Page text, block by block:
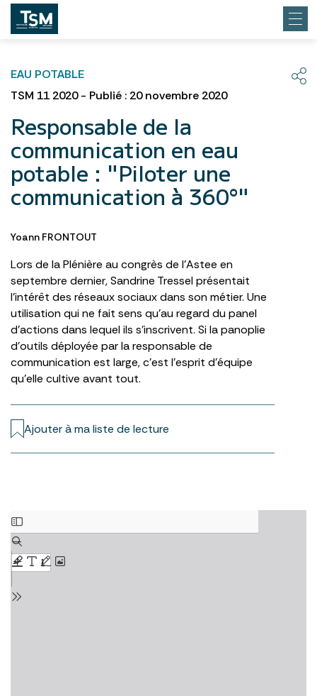
EAU POTABLE
TSM 11 2020 - Publié : 20 novembre 2020
Responsable de la
communication en eau
potable : "Piloter une
communication à 360°"
Yoann FRONTOUT
Lors de la Plénière au congrès de l’Astee en
septembre dernier, Sandrine Tressel présentait
l’intérêt des réseaux sociaux dans son métier. Une
utilisation qui ne fait sens qu’au regard du panel
d’actions dans lequel ils s’inscrivent. Si la panoplie
d’outils déployée par la responsable de
communication est large, c’est l’esprit d’équipe
qu’elle cultive avant tout.
Ajouter à ma liste de lecture